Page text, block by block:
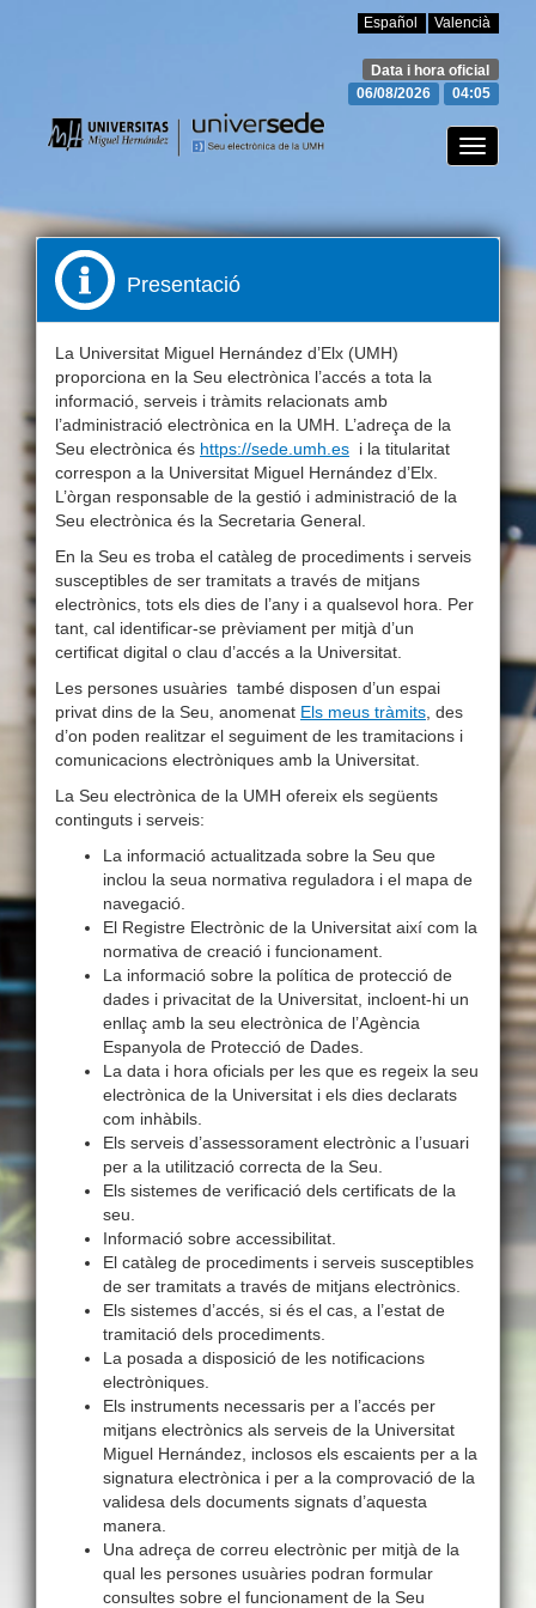
Español Valencià
Data i hora oficial
06/08/2026
04:05
Canviar
mode
Presentació
La Universitat Miguel Hernández d’Elx (UMH)
proporciona en la Seu electrònica l’accés a tota la
informació, serveis i tràmits relacionats amb
l’administració electrònica en la UMH. L’adreça de la
Seu electrònica és https://sede.umh.es i la titularitat
correspon a la Universitat Miguel Hernández d’Elx.
L’òrgan responsable de la gestió i administració de la
Seu electrònica és la Secretaria General.
En la Seu es troba el catàleg de procediments i serveis
susceptibles de ser tramitats a través de mitjans
electrònics, tots els dies de l’any i a qualsevol hora. Per
tant, cal identificar-se prèviament per mitjà d’un
certificat digital o clau d’accés a la Universitat.
Les persones usuàries també disposen d’un espai
privat dins de la Seu, anomenat Els meus tràmits, des
d’on poden realitzar el seguiment de les tramitacions i
comunicacions electròniques amb la Universitat.
La Seu electrònica de la UMH ofereix els següents
continguts i serveis:
La informació actualitzada sobre la Seu que
inclou la seua normativa reguladora i el mapa de
navegació.
El Registre Electrònic de la Universitat així com la
normativa de creació i funcionament.
La informació sobre la política de protecció de
dades i privacitat de la Universitat, incloent-hi un
enllaç amb la seu electrònica de l’Agència
Espanyola de Protecció de Dades.
La data i hora oficials per les que es regeix la seu
electrònica de la Universitat i els dies declarats
com inhàbils.
Els serveis d’assessorament electrònic a l’usuari
per a la utilització correcta de la Seu.
Els sistemes de verificació dels certificats de la
seu.
Informació sobre accessibilitat.
El catàleg de procediments i serveis susceptibles
de ser tramitats a través de mitjans electrònics.
Els sistemes d’accés, si és el cas, a l’estat de
tramitació dels procediments.
La posada a disposició de les notificacions
electròniques.
Els instruments necessaris per a l’accés per
mitjans electrònics als serveis de la Universitat
Miguel Hernández, inclosos els escaients per a la
signatura electrònica i per a la comprovació de la
validesa dels documents signats d’aquesta
manera.
Una adreça de correu electrònic per mitjà de la
qual les persones usuàries podran formular
consultes sobre el funcionament de la Seu